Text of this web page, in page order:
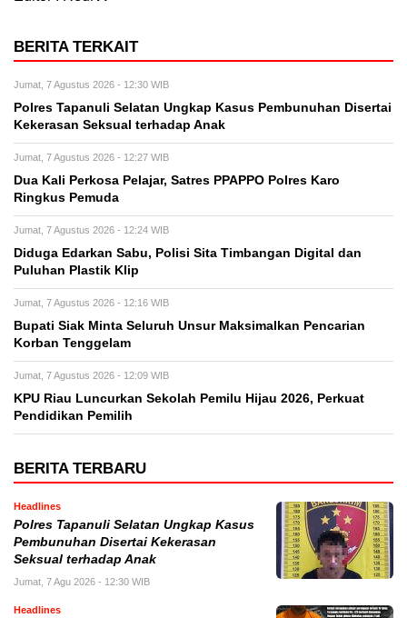
BERITA TERKAIT
Jumat, 7 Agustus 2026 - 12:30 WIB
Polres Tapanuli Selatan Ungkap Kasus Pembunuhan Disertai
Kekerasan Seksual terhadap Anak
Jumat, 7 Agustus 2026 - 12:27 WIB
Dua Kali Perkosa Pelajar, Satres PPAPPO Polres Karo
Ringkus Pemuda
Jumat, 7 Agustus 2026 - 12:24 WIB
Diduga Edarkan Sabu, Polisi Sita Timbangan Digital dan
Puluhan Plastik Klip
Jumat, 7 Agustus 2026 - 12:16 WIB
Bupati Siak Minta Seluruh Unsur Maksimalkan Pencarian
Korban Tenggelam
Jumat, 7 Agustus 2026 - 12:09 WIB
KPU Riau Luncurkan Sekolah Pemilu Hijau 2026, Perkuat
Pendidikan Pemilih
BERITA TERBARU
Headlines
Polres Tapanuli Selatan Ungkap Kasus
Pembunuhan Disertai Kekerasan
Seksual terhadap Anak
Jumat, 7 Agu 2026 - 12:30 WIB
Headlines